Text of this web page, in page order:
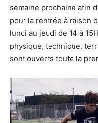
semaine prochaine afin
pour la rentrée à raison
lundi au jeudi de 14 à
physique, technique,
sont ouverts toute la